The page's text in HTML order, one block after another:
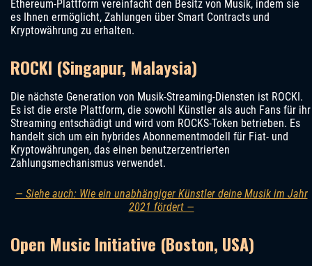
Ethereum-Plattform vereinfacht den Besitz von Musik, indem sie
es Ihnen ermöglicht, Zahlungen über Smart Contracts und
Kryptowährung zu erhalten.
ROCKI (Singapur, Malaysia)
Die nächste Generation von Musik-Streaming-Diensten ist ROCKI.
Es ist die erste Plattform, die sowohl Künstler als auch Fans für ihr
Streaming entschädigt und wird vom ROCKS-Token betrieben. Es
handelt sich um ein hybrides Abonnementmodell für Fiat- und
Kryptowährungen, das einen benutzerzentrierten
Zahlungsmechanismus verwendet.
— Siehe auch: Wie ein unabhängiger Künstler deine Musik im Jahr
2021 fördert —
Open Music Initiative (Boston, USA)